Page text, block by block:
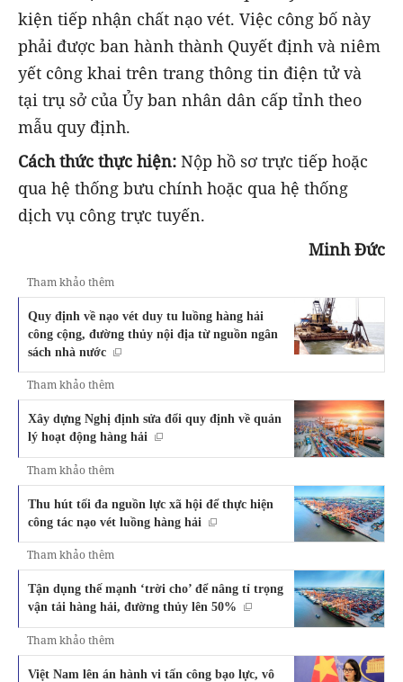
kiện tiếp nhận chất nạo vét. Việc công bố này
phải được ban hành thành Quyết định và niêm
yết công khai trên trang thông tin điện tử và
tại trụ sở của Ủy ban nhân dân cấp tỉnh theo
mẫu quy định.
Cách thức thực hiện: Nộp hồ sơ trực tiếp hoặc
qua hệ thống bưu chính hoặc qua hệ thống
dịch vụ công trực tuyến.
Minh Đức
Tham khảo thêm
Quy định về nạo vét duy tu luồng hàng hải
công cộng, đường thủy nội địa từ nguồn ngân
sách nhà nước
Tham khảo thêm
Xây dựng Nghị định sửa đổi quy định về quản
lý hoạt động hàng hải
Tham khảo thêm
Thu hút tối đa nguồn lực xã hội để thực hiện
công tác nạo vét luồng hàng hải
Tham khảo thêm
Tận dụng thế mạnh ‘trời cho’ để nâng tỉ trọng
vận tải hàng hải, đường thủy lên 50%
Tham khảo thêm
Việt Nam lên án hành vi tấn công bạo lực, vô